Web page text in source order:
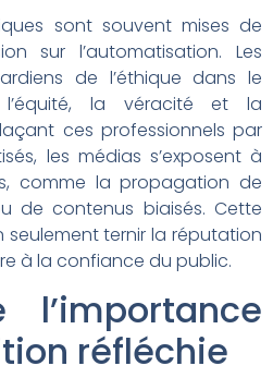
sont souvent mises de
sur l’automatisation. Les
de l’éthique dans le
l’équité, la véracité et la
ces professionnels par
les médias s’exposent à
comme la propagation de
de contenus biaisés. Cette
ternir la réputation
à la confiance du public.
l’importance
réfléchie